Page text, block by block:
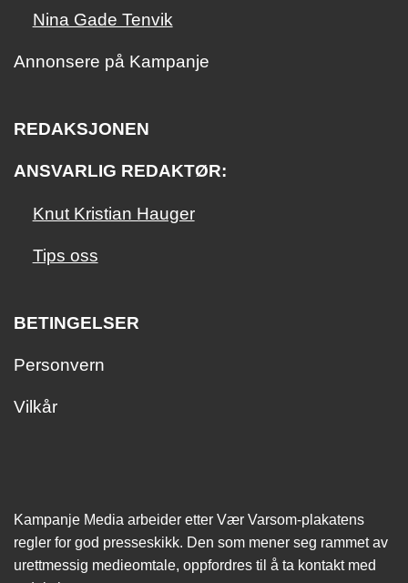
Nina Gade Tenvik
Annonsere på Kampanje
REDAKSJONEN
ANSVARLIG REDAKTØR:
Knut Kristian Hauger
Tips oss
BETINGELSER
Personvern
Vilkår
Kampanje Media arbeider etter Vær Varsom-plakatens
regler for god presseskikk. Den som mener seg rammet av
urettmessig medie­omtale, oppfordres til å ta kontakt med